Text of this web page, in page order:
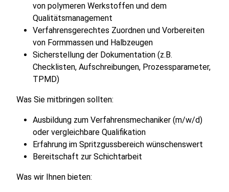
von polymeren Werkstoffen und dem
Qualitätsmanagement
Verfahrensgerechtes Zuordnen und Vorbereiten
von Formmassen und Halbzeugen
Sicherstellung der Dokumentation (z.B.
Checklisten, Aufschreibungen, Prozessparameter,
TPMD)
Was Sie mitbringen sollten:
Ausbildung zum Verfahrensmechaniker (m/w/d)
oder vergleichbare Qualifikation
Erfahrung im Spritzgussbereich wünschenswert
Bereitschaft zur Schichtarbeit
Was wir Ihnen bieten: